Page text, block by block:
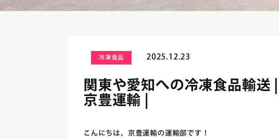
冷凍食品 2025.12.23
関東や愛知への冷凍食品輸送
京豊運輸 |
こんにちは、京豊運輸の運輸部です！